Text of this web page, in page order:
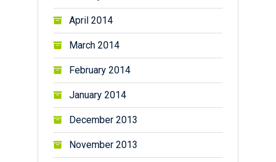
April 2014
March 2014
February 2014
January 2014
December 2013
November 2013